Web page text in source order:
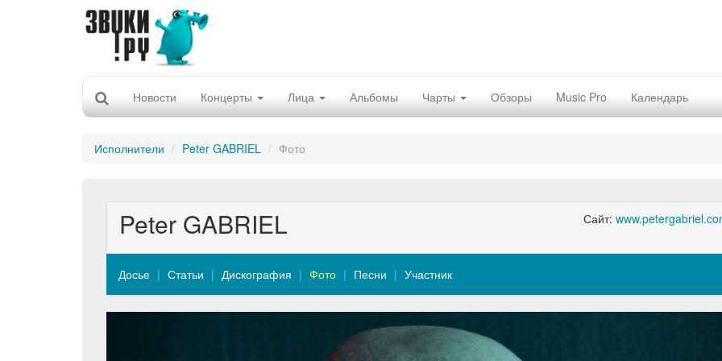
Новости Концерты Лица Альбомы Чарты Обзоры Music Pro Календарь
Исполнители Peter GABRIEL Фото
Сайт:
Peter GABRIEL
Досье Статьи Дискография Фото Песни Участник